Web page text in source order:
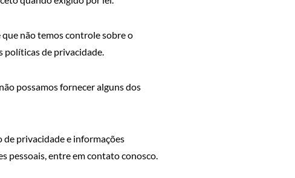
não temos controle sobre o
políticas de privacidade.
possamos fornecer alguns dos
de privacidade e informações
pessoais, entre em contato conosco.